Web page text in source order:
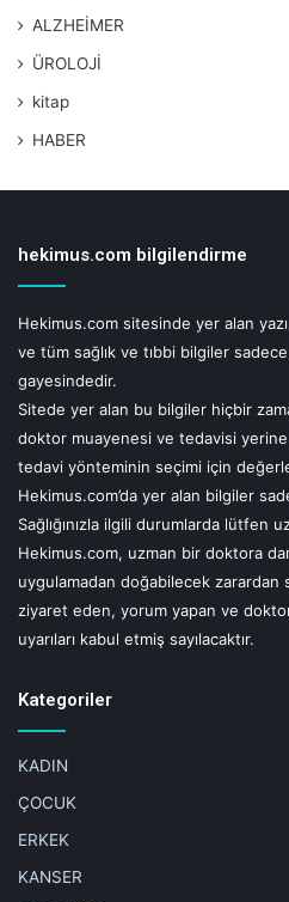
eden, yorum yapan ve doktorlara soru
etmiş sayılacaktır.
Etiketler
kereviz
ALZHEİMER
ÜROLOJİ
kitap
HABER
hekimus.com bilgilendirme
Hekimus.com sitesinde yer alan
ve tüm sağlık ve tıbbi bilgiler
gayesindedir.
Sitede yer alan bu bilgiler hiçbir
doktor muayenesi ve tedavisi
tedavi yönteminin seçimi için
Hekimus.com’da yer alan bilgiler
Sağlığınızla ilgili durumlarda lütfen
Hekimus.com, uzman bir doktora
uygulamadan doğabilecek
ziyaret eden, yorum yapan ve
uyarıları kabul etmiş sayılacaktır.
Kategoriler
KADIN
ÇOCUK
ERKEK
KANSER